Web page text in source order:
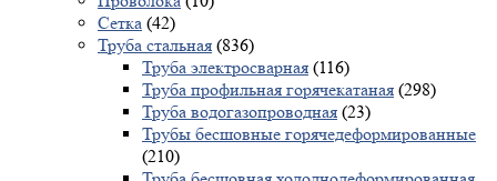
Сетка (42)
Труба стальная (836)
Труба электросварная (116)
Труба профильная горячекатаная (298)
Труба водогазопроводная (23)
Трубы бесшовные горячедеформированные
(210)